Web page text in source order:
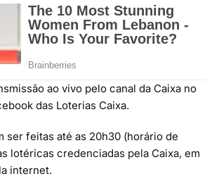
ao vivo pelo canal da Caixa no
das Loterias Caixa.
ser feitas até as 20h30 (horário de
lotéricas credenciadas pela Caixa, em
internet.